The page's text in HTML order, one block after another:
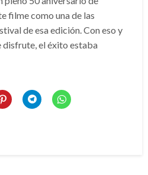
filme como una de las
de esa edición. Con eso y
disfrute, el éxito estaba